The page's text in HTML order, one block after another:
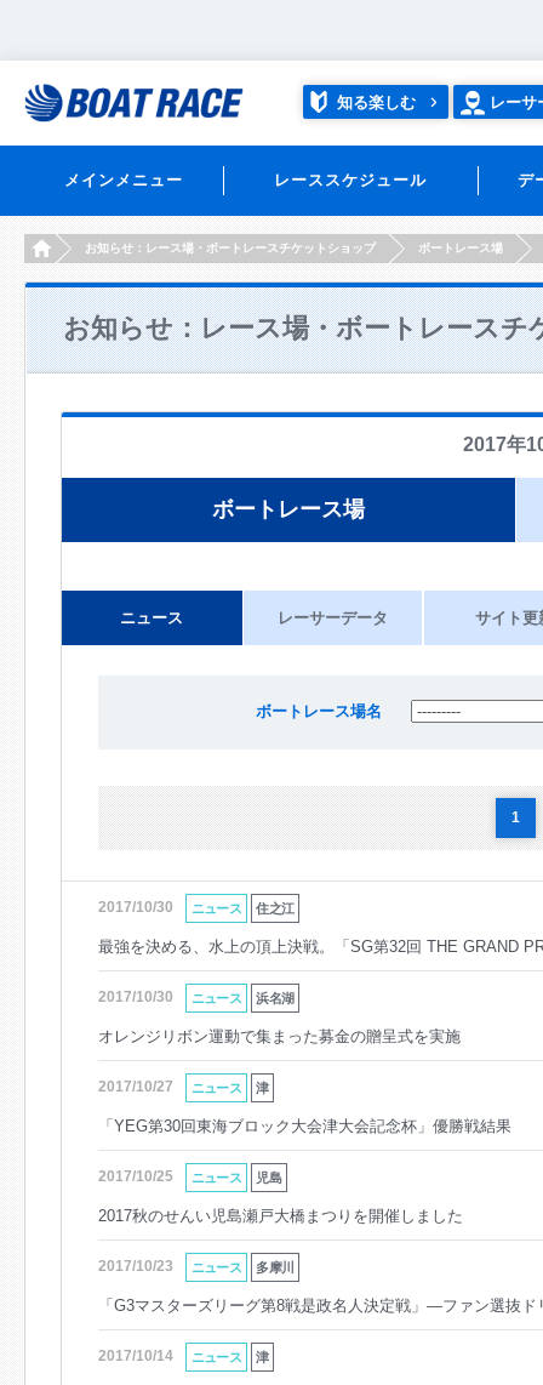
知る楽しむ レーサ
メインメニュー レーススケジュール デ
HOMEお知らせ：レース場・ボートレースチケットショップ ボートレース場
お知らせ：レース場・ボートレースチ
2017年
ボートレース場
ニュース レーサーデータ サイト更
ボートレース場名
1
2017/10/30 ニュース 住之江
最強を決める、水上の頂上決戦。「SG第32回 THE GRAND
2017/10/30 ニュース 浜名湖
オレンジリボン運動で集まった募金の贈呈式を実施
2017/10/27 ニュース 津
「YEG第30回東海ブロック大会津大会記念杯」優勝戦結果
2017/10/25 ニュース 児島
2017秋のせんい児島瀬戸大橋まつりを開催しました
2017/10/23 ニュース 多摩川
「G3マスターズリーグ第8戦是政名人決定戦」―ファン選抜
2017/10/14 ニュース 津